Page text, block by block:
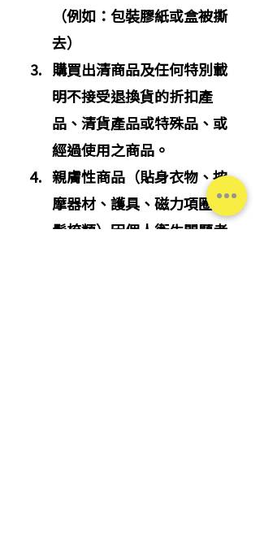
（例如：包裝膠紙或盒被撕
去）
購買出清商品及任何特別載
明不接受退換貨的折扣產
品、清貨產品或特殊品、或
經過使用之商品。
親膚性商品（貼身衣物、按
摩器材、護具、磁力項圈、
髮梳類）因個人衛生問題考